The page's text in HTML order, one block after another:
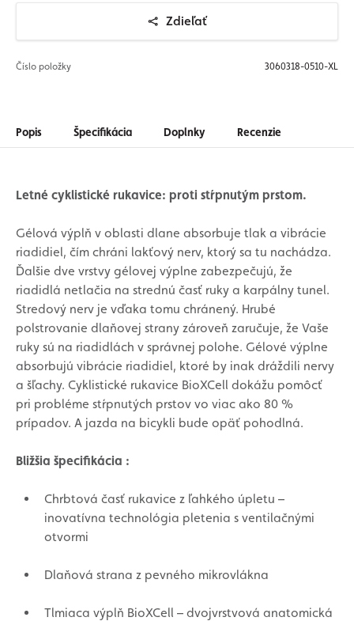
Zdieľať
Číslo položky 3060318-0510-XL
Popis Špecifikácia Doplnky Recenzie
Letné cyklistické rukavice: proti stŕpnutým prstom.
Gélová výplň v oblasti dlane absorbuje tlak a vibrácie
riadidiel, čím chráni lakťový nerv, ktorý sa tu nachádza.
Ďalšie dve vrstvy gélovej výplne zabezpečujú, že
riadidlá netlačia na strednú časť ruky a karpálny tunel.
Stredový nerv je vďaka tomu chránený. Hrubé
polstrovanie dlaňovej strany zároveň zaručuje, že Vaše
ruky sú na riadidlách v správnej polohe. Gélové výplne
absorbujú vibrácie riadidiel, ktoré by inak dráždili nervy
a šľachy. Cyklistické rukavice BioXCell dokážu pomôcť
pri probléme stŕpnutých prstov vo viac ako 80 %
prípadov. A jazda na bicykli bude opäť pohodlná.
Bližšia špecifikácia :
Chrbtová časť rukavice z ľahkého úpletu –
inovatívna technológia pletenia s ventilačnými
otvormi
Dlaňová strana z pevného mikrovlákna
Tlmiaca výplň BioXCell – dvojvrstvová anatomická